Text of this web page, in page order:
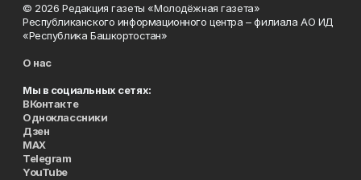
© 2026 Редакция газеты «Молодёжная газета»
Республиканского информационного центра – филиала АО ИД
«Республика Башкортостан»
О нас
Мы в социальных сетях:
ВКонтакте
Одноклассники
Дзен
MAX
Telegram
YouTube